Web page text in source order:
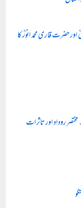
حضرت قاری محمد انورؒ کا
روداد اور تاثرات